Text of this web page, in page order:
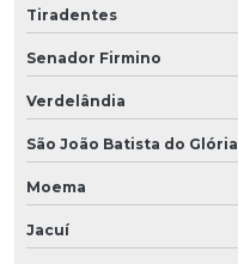
Tiradentes
Senador Firmino
Verdelândia
São João Batista do Glória
Moema
Jacuí